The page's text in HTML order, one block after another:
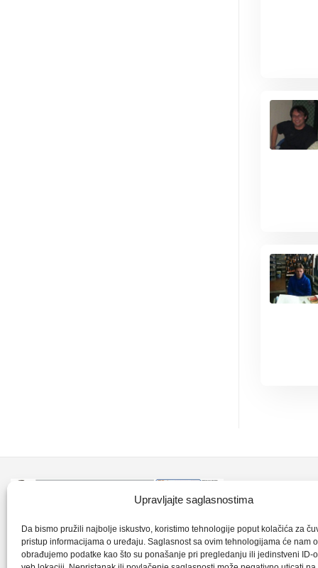
Upravljajte saglasnostima
Da bismo pružili najbolje iskustvo, koristimo tehnologije poput kolačića za
pristup informacijama o uređaju. Saglasnost sa ovim tehnologijama će nam
obrađujemo podatke kao što su ponašanje pri pregledanju ili jedinstveni ID-
CLK-Interpromet d.o.o. posluje u sastavu
grupe SKF distributera od 1996. godine,
gdje s ponosom mozemo reci da smo
+387 35